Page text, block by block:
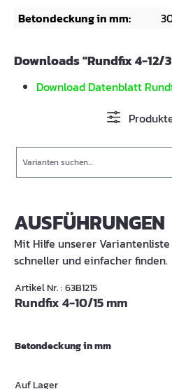
Betondeckung in mm:
Downloads "Rundfix 4-12/
Download Datenblatt
AUSFÜHRUNGEN
Mit Hilfe unserer
schneller und einfacher finden.
Artikel Nr. : 63B1215
Rundfix 4-10/15 mm
Betondeckung in mm
Auf Lager